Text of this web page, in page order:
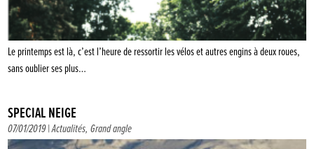
Le printemps est là, c’est l’heure de ressortir les vélos et autres engins à deux roues,
sans oublier ses plus…
SPÉCIAL NEIGE
07/01/2019 |Actualités,Grand angle